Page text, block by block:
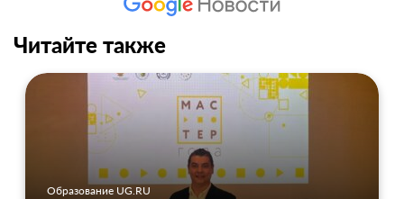
Читайте также
Образование UG.RU